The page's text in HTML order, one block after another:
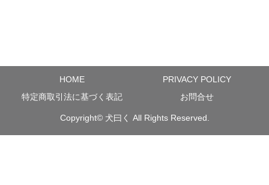
HOME
PRIVACY POLICY
特定商取引法に基づく表記
お問合せ
Copyright© 犬曰く All Rights Reserved.